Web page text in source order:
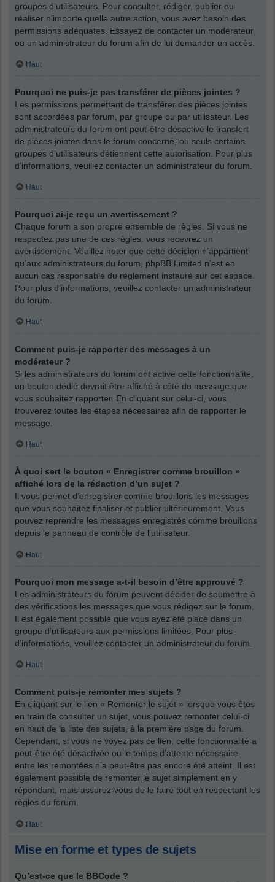
groupes d’utilisateurs. Pour consulter, rédiger, publier ou
réaliser n’importe quelle autre action, vous avez besoin des
permissions adéquates. Essayez de contacter un modérateur
ou un administrateur du forum afin de lui demander un accès.
Haut
Pourquoi ne puis-je pas transférer de pièces jointes ?
Les permissions permettant de transférer des pièces jointes
sont accordées par forum, par groupe ou par utilisateur. Les
administrateurs du forum ont peut-être désactivé le transfert
de pièces jointes dans le forum concerné, ou seuls certains
groupes d’utilisateurs détiennent cette autorisation. Pour plus
d’informations, veuillez contacter un administrateur du forum.
Haut
Pourquoi ai-je reçu un avertissement ?
Chaque forum a son propre ensemble de règles. Si vous ne
respectez pas une de ces règles, vous recevrez un
avertissement. Veuillez noter que cette décision n’appartient
qu’aux administrateurs du forum, phpBB Limited n’est en
aucun cas responsable du règlement instauré sur cet espace.
Pour plus d’informations, veuillez contacter un administrateur
du forum.
Haut
Comment puis-je rapporter des messages à un
modérateur ?
Si les administrateurs du forum ont activé cette fonctionnalité,
un bouton dédié devrait être affiché à côté du message que
vous souhaitez rapporter. En cliquant sur celui-ci, vous
trouverez toutes les étapes nécessaires afin de rapporter le
message.
Haut
À quoi sert le bouton « Enregistrer comme brouillon »
affiché lors de la rédaction d’un sujet ?
Il vous permet d’enregistrer comme brouillons les messages
que vous souhaitez finaliser et publier ultérieurement. Vous
pouvez reprendre les messages enregistrés comme brouillons
depuis le panneau de contrôle de l’utilisateur.
Haut
Pourquoi mon message a-t-il besoin d’être approuvé ?
Les administrateurs du forum peuvent décider de soumettre à
des vérifications les messages que vous rédigez sur le forum.
Il est également possible que vous ayez été placé dans un
groupe d’utilisateurs aux permissions limitées. Pour plus
d’informations, veuillez contacter un administrateur du forum.
Haut
Comment puis-je remonter mes sujets ?
En cliquant sur le lien « Remonter le sujet » lorsque vous êtes
en train de consulter un sujet, vous pouvez remonter celui-ci
en haut de la liste des sujets, à la première page du forum.
Cependant, si vous ne voyez pas ce lien, cette fonctionnalité a
peut-être été désactivée ou le temps d’attente nécessaire
entre les remontées n’a peut-être pas encore été atteint. Il est
également possible de remonter le sujet simplement en y
répondant, mais assurez-vous de le faire tout en respectant les
règles du forum.
Haut
Mise en forme et types de sujets
Qu’est-ce que le BBCode ?